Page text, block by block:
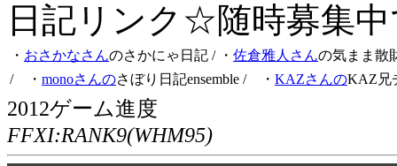
日記リンク☆随時募集
・ おさかなさんのさかにゃ日記 / ・ 佐倉雅人さんの気まま散
/ ・ monoさんのさぼり日記ensemble / ・ KAZさんのKAZ兄
2012ゲーム進度
FFXI:RANK9(WHM95)